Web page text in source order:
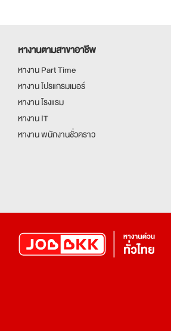
หางานตามสาขาอาชีพ
หางาน Part Time
หางาน โปรแกรมเมอร์
หางาน โรงแรม
หางาน IT
หางาน พนักงานชั่วคราว